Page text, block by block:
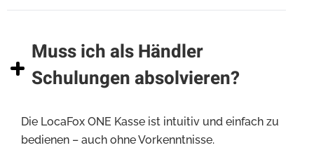
Muss ich als Händler
Schulungen absolvieren?
Die LocaFox ONE Kasse ist intuitiv und einfach zu
bedienen – auch ohne Vorkenntnisse.